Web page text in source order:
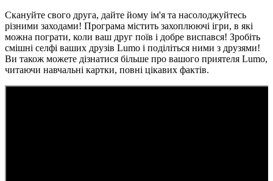
Скануйте свого друга, дайте йому ім'я та насолоджуйтесь
різними заходами! Програма містить захоплюючі ігри, в які
можна пограти, коли ваш друг поїв і добре виспався! Зробіть
смішні селфі ваших друзів Lumo і поділіться ними з друзями!
Ви також можете дізнатися більше про вашого приятеля Lumo,
читаючи навчальні картки, повні цікавих фактів.